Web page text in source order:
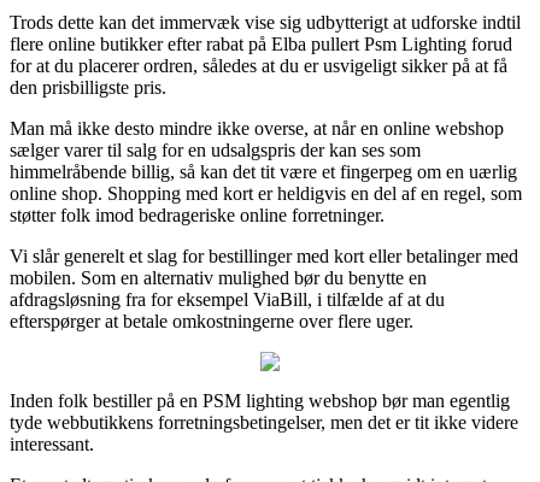
Trods dette kan det immervæk vise sig udbytterigt at udforske indtil
flere online butikker efter rabat på Elba pullert Psm Lighting forud
for at du placerer ordren, således at du er usvigeligt sikker på at få
den prisbilligste pris.
Man må ikke desto mindre ikke overse, at når en online webshop
sælger varer til salg for en udsalgspris der kan ses som
himmelråbende billig, så kan det tit være et fingerpeg om en uærlig
online shop. Shopping med kort er heldigvis en del af en regel, som
støtter folk imod bedrageriske online forretninger.
Vi slår generelt et slag for bestillinger med kort eller betalinger med
mobilen. Som en alternativ mulighed bør du benytte en
afdragsløsning fra for eksempel ViaBill, i tilfælde af at du
efterspørger at betale omkostningerne over flere uger.
Inden folk bestiller på en PSM lighting webshop bør man egentlig
tyde webbutikkens forretningsbetingelser, men det er tit ikke videre
interessant.